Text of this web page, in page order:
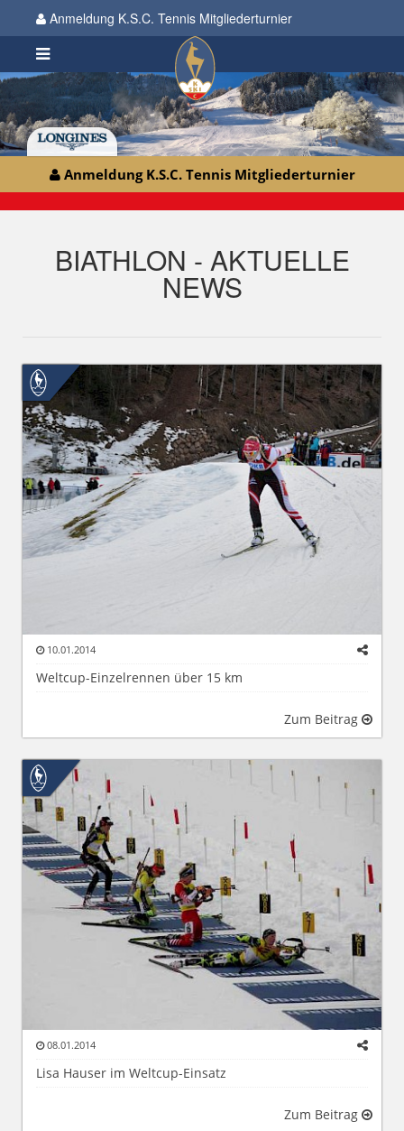
Anmeldung K.S.C. Tennis Mitgliederturnier
Anmeldung K.S.C. Tennis Mitgliederturnier
BIATHLON - AKTUELLE
NEWS
10.01.2014
Weltcup-Einzelrennen über 15 km
Zum Beitrag
08.01.2014
Lisa Hauser im Weltcup-Einsatz
Zum Beitrag